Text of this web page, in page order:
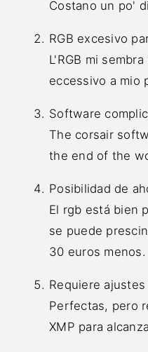
Costano un po'
RGB excesivo
L'RGB mi
eccessivo a mio
Software
The corsair
the end of the
Posibilidad de
El rgb está bien
se puede
30 euros menos.
Requiere ajustes
Perfectas, pero
XMP para